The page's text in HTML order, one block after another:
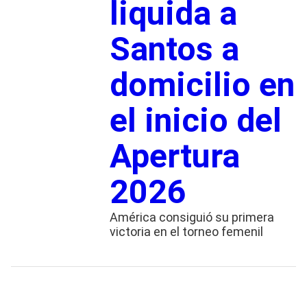
liquida a
Santos a
domicilio en
el inicio del
Apertura
2026
América consiguió su primera
victoria en el torneo femenil